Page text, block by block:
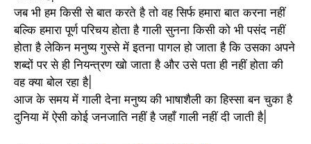
जब भी हम किसी से बात करते है तो वह सिर्फ हमारा बात करना नहीं
बल्कि हमारा पूर्ण परिचय होता है गाली सुनना किसी को भी पसंद नहीं
होता है लेकिन मनुष्य गुस्से में इतना पागल हो जाता है कि उसका अपने
शब्दों पर से ही नियन्त्रण खो जाता है और उसे पता ही नहीं होता की
वह क्या बोल रहा है|
आज के समय में गाली देना मनुष्य की भाषाशैली का हिस्सा बन चुका है
दुनिया में ऐसी कोई जनजाति नहीं है जहाँ गाली नहीं दी जाती है|